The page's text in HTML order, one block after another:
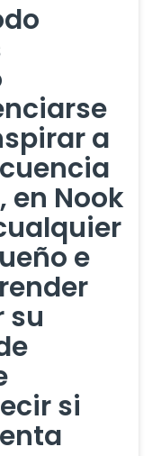
a
en Nook
e
su
si